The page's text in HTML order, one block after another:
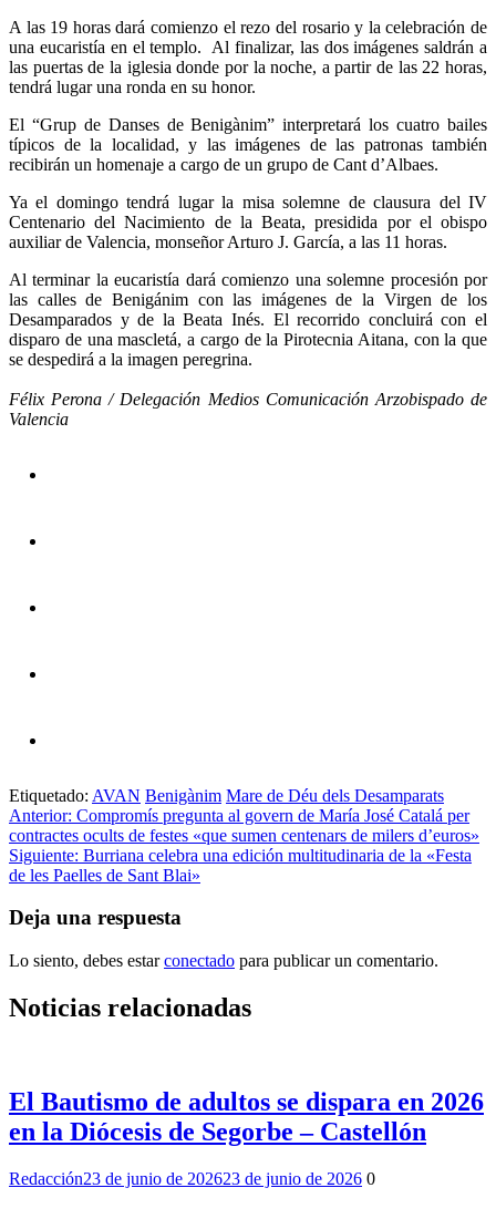
A las 19 horas dará comienzo el rezo del rosario y la celebración de
una eucaristía en el templo. Al finalizar, las dos imágenes saldrán a
las puertas de la iglesia donde por la noche, a partir de las 22 horas,
tendrá lugar una ronda en su honor.
El “Grup de Danses de Benigànim” interpretará los cuatro bailes
típicos de la localidad, y las imágenes de las patronas también
recibirán un homenaje a cargo de un grupo de Cant d’Albaes.
Ya el domingo tendrá lugar la misa solemne de clausura del IV
Centenario del Nacimiento de la Beata, presidida por el obispo
auxiliar de Valencia, monseñor Arturo J. García, a las 11 horas.
Al terminar la eucaristía dará comienzo una solemne procesión por
las calles de Benigánim con las imágenes de la Virgen de los
Desamparados y de la Beata Inés. El recorrido concluirá con el
disparo de una mascletá, a cargo de la Pirotecnia Aitana, con la que
se despedirá a la imagen peregrina.
Félix Perona / Delegación Medios Comunicación Arzobispado de
Valencia
Etiquetado: AVAN Benigànim Mare de Déu dels Desamparats
Navegación
de
entradas
Anterior: Compromís pregunta al govern de María José Catalá per
contractes ocults de festes «que sumen centenars de milers d’euros»
Siguiente: Burriana celebra una edición multitudinaria de la «Festa
de les Paelles de Sant Blai»
Deja una respuesta
Lo siento, debes estarconectado para publicar un comentario.
Noticias relacionadas
El Bautismo de adultos se dispara en 2026
en la Diócesis de Segorbe – Castellón
Redacción23 de junio de 202623 de junio de 2026 0